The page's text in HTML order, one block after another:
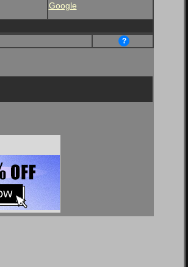
Google
?